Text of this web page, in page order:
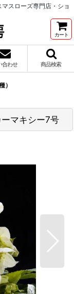
スローズ専門店・ショ
カート
合わせ 商品検索
）
マキシー7号